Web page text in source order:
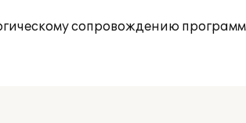
сопровождению